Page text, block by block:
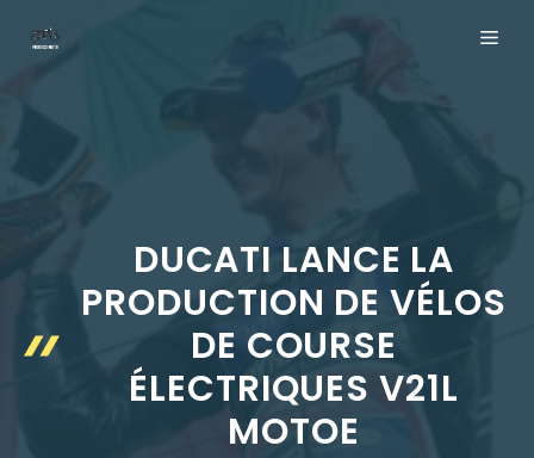
DUCATI LANCE LA
PRODUCTION DE VÉLOS
DE COURSE
ÉLECTRIQUES V21L
MOTOE